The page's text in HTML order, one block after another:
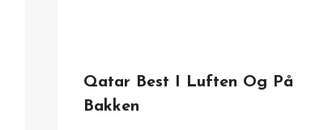
Qatar Best I Luften Og På
Bakken